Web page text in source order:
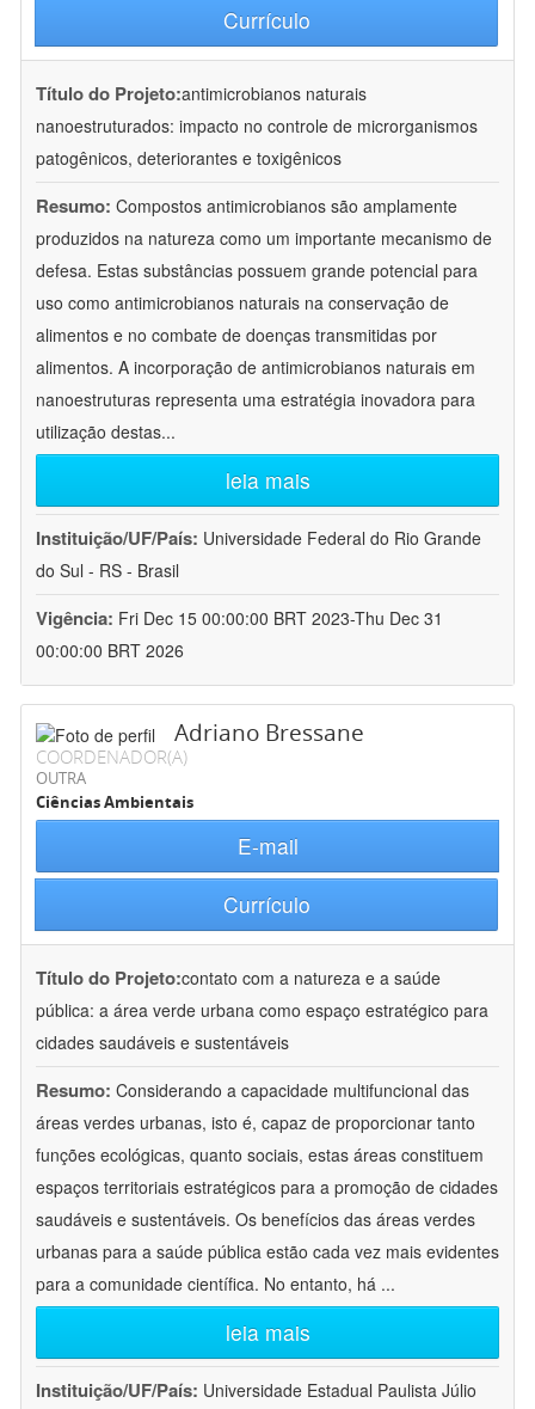
Currículo
Título do Projeto:antimicrobianos naturais
nanoestruturados: impacto no controle de microrganismos
patogênicos, deteriorantes e toxigênicos
Resumo: Compostos antimicrobianos são amplamente
produzidos na natureza como um importante mecanismo de
defesa. Estas substâncias possuem grande potencial para
uso como antimicrobianos naturais na conservação de
alimentos e no combate de doenças transmitidas por
alimentos. A incorporação de antimicrobianos naturais em
nanoestruturas representa uma estratégia inovadora para
utilização destas...
leia mais
Instituição/UF/País: Universidade Federal do Rio Grande
do Sul - RS - Brasil
Vigência: Fri Dec 15 00:00:00 BRT 2023-Thu Dec 31
00:00:00 BRT 2026
Adriano Bressane
COORDENADOR(A)
OUTRA
Ciências Ambientais
E-mail
Currículo
Título do Projeto:contato com a natureza e a saúde
pública: a área verde urbana como espaço estratégico para
cidades saudáveis e sustentáveis
Resumo: Considerando a capacidade multifuncional das
áreas verdes urbanas, isto é, capaz de proporcionar tanto
funções ecológicas, quanto sociais, estas áreas constituem
espaços territoriais estratégicos para a promoção de cidades
saudáveis e sustentáveis. Os benefícios das áreas verdes
urbanas para a saúde pública estão cada vez mais evidentes
para a comunidade científica. No entanto, há ...
leia mais
Instituição/UF/País: Universidade Estadual Paulista Júlio